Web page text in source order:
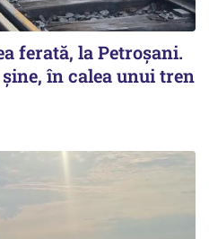
ferată, la Petroșani.
în calea unui tren